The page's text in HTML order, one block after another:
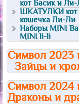
кот Басик и
ШКАТУЛКИ кот
кошечка Ли-Ли
Наборы MINI
MINI li-li
Символ 2023
Зайцы и
Символ 2024
Драконы и